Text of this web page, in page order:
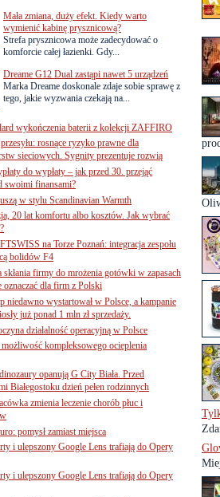
Mała zmiana, duży efekt. Kiedy warto
wymienić kabinę prysznicową?
Strefa prysznicowa może zadecydować o
komforcie całej łazienki. Gdy...
Dreame G12 Dual zastąpi nawet 5 urządzeń
Marka Dreame doskonale zdaje sobie sprawę z
tego, jakie wyzwania czekają na...
wykończenia baterii z kolekcji ZAFFIRO
przesyłu: rosnące ryzyko prawne dla
sieciowych. Sygnity prezentuje rozwią
do wypłaty – jak przed 30. przejąć
swoimi finansami?
w stylu Scandinavian Warmth
20 lat komfortu albo kosztów. Jak wybrać
na Torze Poznań: integracja zespołu
bolidów F4
skłania firmy do mrożenia gotówki w zapasach
oznaczać dla firm z Polski
niedawno wystartował w Polsce, a kampanie
już ponad 1 mln zł sprzedaży.
działalność operacyjną w Polsce
kompleksowego ocieplenia
opanują G City Biała. Przed
Białegostoku dzień pełen rodzinnych
zmienia leczenie chorób płuc i
pomysł zamiast miejsca
i ulepszony Google Lens trafiają do Opery
i ulepszony Google Lens trafiają do Opery